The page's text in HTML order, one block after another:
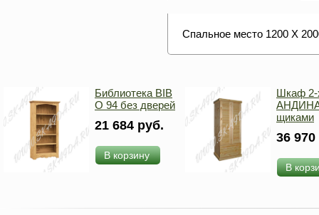
Спальное место 1200 Х
Библиотека BIB
O 94 без дверей
21 684 руб.
В корзину
Шкаф 2-
щиками
36
В